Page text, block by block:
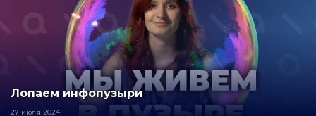
Лопаем инфопузыри
27 июля 2024